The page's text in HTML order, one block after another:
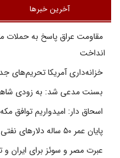
آخرین خبرها
مقاومت عراق پاسخ به حملات
انداخت
خزانه‌داری آمریکا تحریم‌های
بسنت مدعی شد: به زودی شاهد
اسحاق دار: امیدواریم توافق
پایان عمر ۵۰ ساله دلارهای نفتی به دست ایران
عبرت مصر و سوئز برای ایران و